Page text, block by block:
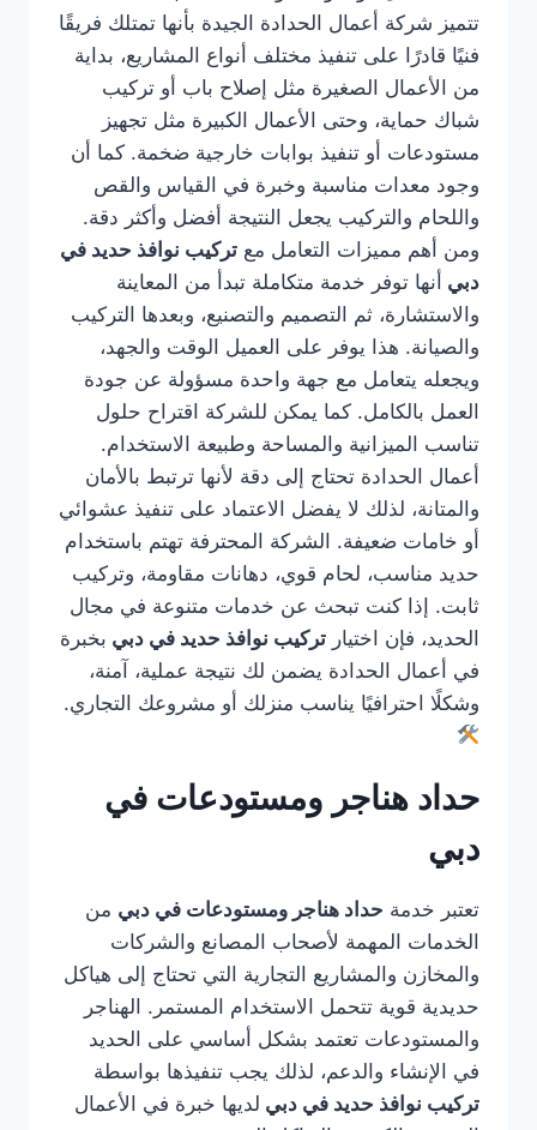
تتميز شركة أعمال الحدادة الجيدة بأنها تمتلك فريقًا
فنيًا قادرًا على تنفيذ مختلف أنواع المشاريع، بداية
من الأعمال الصغيرة مثل إصلاح باب أو تركيب
شباك حماية، وحتى الأعمال الكبيرة مثل تجهيز
مستودعات أو تنفيذ بوابات خارجية ضخمة. كما أن
وجود معدات مناسبة وخبرة في القياس والقص
واللحام والتركيب يجعل النتيجة أفضل وأكثر دقة.
ومن أهم مميزات التعامل مع تركيب نوافذ حديد في
دبي أنها توفر خدمة متكاملة تبدأ من المعاينة
والاستشارة، ثم التصميم والتصنيع، وبعدها التركيب
والصيانة. هذا يوفر على العميل الوقت والجهد،
ويجعله يتعامل مع جهة واحدة مسؤولة عن جودة
العمل بالكامل. كما يمكن للشركة اقتراح حلول
تناسب الميزانية والمساحة وطبيعة الاستخدام.
أعمال الحدادة تحتاج إلى دقة لأنها ترتبط بالأمان
والمتانة، لذلك لا يفضل الاعتماد على تنفيذ عشوائي
أو خامات ضعيفة. الشركة المحترفة تهتم باستخدام
حديد مناسب، لحام قوي، دهانات مقاومة، وتركيب
ثابت. إذا كنت تبحث عن خدمات متنوعة في مجال
الحديد، فإن اختيار تركيب نوافذ حديد في دبي بخبرة
في أعمال الحدادة يضمن لك نتيجة عملية، آمنة،
وشكلًا احترافيًا يناسب منزلك أو مشروعك التجاري.
حداد هناجر ومستودعات في
دبي
تعتبر خدمة حداد هناجر ومستودعات في دبي من
الخدمات المهمة لأصحاب المصانع والشركات
والمخازن والمشاريع التجارية التي تحتاج إلى هياكل
حديدية قوية تتحمل الاستخدام المستمر. الهناجر
والمستودعات تعتمد بشكل أساسي على الحديد
في الإنشاء والدعم، لذلك يجب تنفيذها بواسطة
تركيب نوافذ حديد في دبي لديها خبرة في الأعمال